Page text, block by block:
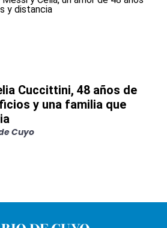
Cuccittini, 48 años de
y una familia que
Cuyo